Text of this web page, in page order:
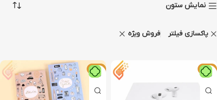
نمایش ستون
پاکسازی فیلتر فروش ویژه
-16%
-24%